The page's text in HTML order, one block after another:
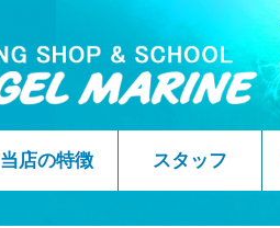
当店の特徴 スタッフ